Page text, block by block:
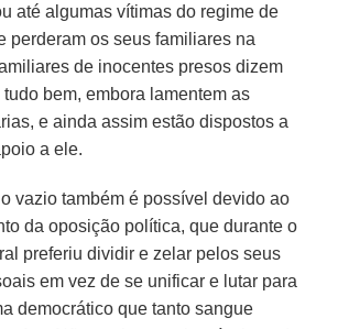
até algumas vítimas do regime de
perderam os seus familiares na
de inocentes presos dizem
tudo bem, embora lamentem as
e ainda assim estão dispostos a
a ele.
vazio também é possível devido ao
da oposição política, que durante o
preferiu dividir e zelar pelos seus
em vez de se unificar e lutar para
democrático que tanto sangue